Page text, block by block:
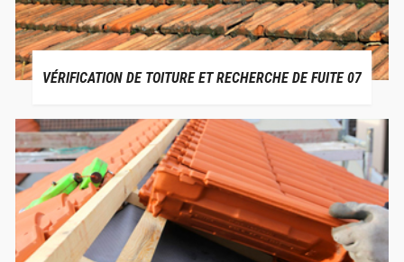
VÉRIFICATION DE TOITURE ET RECHERCHE DE FUITE 07